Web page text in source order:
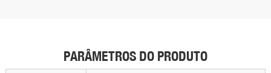
PARÂMETROS DO PRODUTO